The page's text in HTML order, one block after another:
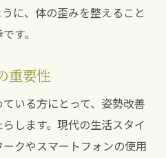
に、体の歪みを整えること
す。
重要性
いる方にとって、姿勢改善
します。現代の生活スタイ
クやスマートフォンの使用